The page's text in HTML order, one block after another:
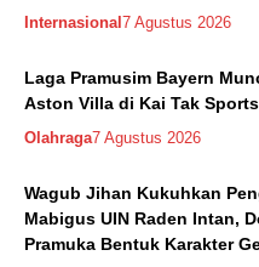
Internasional 7 Agustus 2026
Laga Pramusim Bayern
Aston Villa di Kai Tak
Olahraga7 Agustus 2026
Wagub Jihan Kukuhkan
Mabigus UIN Raden Intan,
Pramuka Bentuk Karakter